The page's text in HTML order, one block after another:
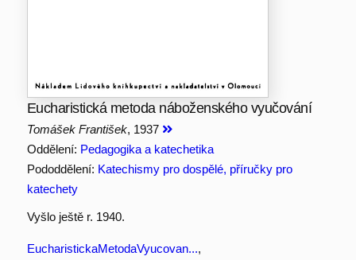
Eucharistická metoda náboženského vyučování
Tomášek František, 1937
Oddělení: Pedagogika a katechetika
Pododdělení: Katechismy pro dospělé, příručky pro
katechety
Vyšlo ještě r. 1940.
EucharistickaMetodaVyucovan...,